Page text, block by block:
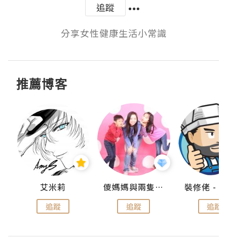
追蹤
分享女性健康生活小常識
推薦博客
艾米莉
追蹤
儍媽媽與兩隻小魔怪之家
追蹤 追蹤